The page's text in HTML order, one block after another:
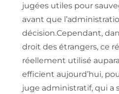
jugées utiles pour
avant que
décision.Cependant,
droit des étrangers, ce
réellement utilisé
efficient aujourd’hui,
juge administratif, qui a